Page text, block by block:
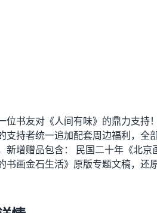
位书友对《人间有味》的鼎力支
支持者统一追加配套周边福利，全
新增赠品包含： 民国二十年《北
书画金石生活》原版专题文稿，还